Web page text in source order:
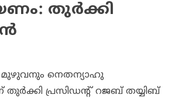
തുർക്കി
മുഴുവനും നെതന്യാഹു
തുര്‍ക്കി പ്രസിഡന്റ് റജബ് തയ്യിബ്